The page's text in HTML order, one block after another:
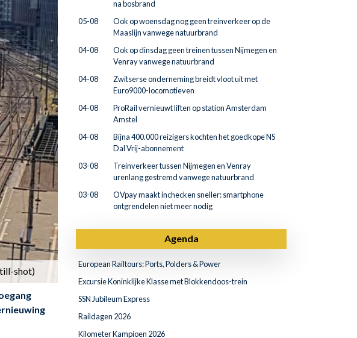
shot)
na bosbrand
05-08
Ook op woensdag nog geen treinverkeer op de
Maaslijn vanwege natuurbrand
04-08
Ook op dinsdag geen treinen tussen Nijmegen en
Venray vanwege natuurbrand
04-08
Zwitserse onderneming breidt vloot uit met
Euro9000-locomotieven
04-08
ProRail vernieuwt liften op station Amsterdam
Amstel
04-08
Bijna 400.000 reizigers kochten het goedkope NS
Dal Vrij-abonnement
03-08
Treinverkeer tussen Nijmegen en Venray
urenlang gestremd vanwege natuurbrand
03-08
OVpay maakt inchecken sneller: smartphone
ontgrendelen niet meer nodig
Agenda
European Railtours: Ports, Polders & Power
Excursie Koninklijke Klasse met Blokkendoos-trein
SSN Jubileum Express
Raildagen 2026
Kilometer Kampioen 2026